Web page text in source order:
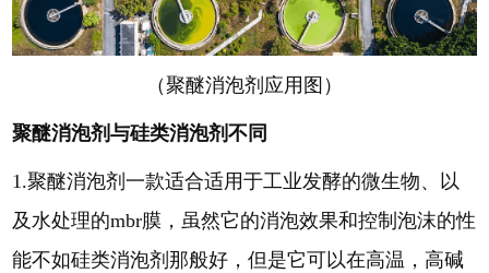
（聚醚消泡剂应用图）
聚醚消泡剂与硅类消泡剂不同
1.聚醚消泡剂一款适合适用于工业发酵的微生物、以
及水处理的mbr膜，虽然它的消泡效果和控制泡沫的性
能不如硅类消泡剂那般好，但是它可以在高温，高碱